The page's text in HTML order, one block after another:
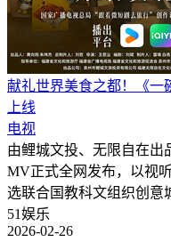
献礼世界美食之都！《一
上线​
电视
由鲤城文投、无限自在出
MV正式全网发布，以视
选联合国教科文组织创意
51娱乐
2026-02-26